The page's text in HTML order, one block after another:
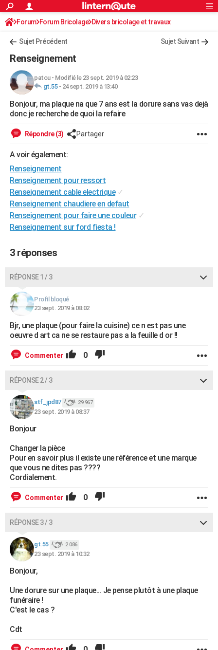
ACTUALITÉS
Politique
Société
Faits Divers
Education
Monde
Villes
+
FINANCE
Retraite
Impôts
Epargne
Immobilier
Risques naturels par ville
Banque
Assurance
Crédit
AUTO
Essais
Réserver un essai
Citadines
Berlines
SUV
Forum auto
+HIGH-TECH
Mobiles
Meilleur smartphone
Internet
Ordinateurs
Jeux vidéo
Guide high-tech
BRICOLAGE
WEEK-END
Guides de France
Escapades
Patrimoine
Expositions
Musées
Week-end nature
+LIFESTYLE
Art de vivre
Bien-être
Loisirs
ModeModes de vie
SANTE
Alimentation
Guide de la santé
Maladies
Médicaments
Sommeil
Destinations
City break
Voyage nature
Voyage de noces
Forum
Climat
PHOTO
GUIDES D'ACHAT
Carte de Noël
Carte Bonne année
Carte Saint-Valentin
Carte Pâques
Carte d'anniversaire
DICTIONNAIRE
Dictionnaire
Biographies
Citations
Expressions
Proverbes
PROGRAMME TV
COPAINS D'AVANT
Bricolage
Lifestyle
Culture
Sport
Auto
Television
Voyage
Cinema
Rechercher
S'inscrire
Connexion
Forum Forum Bricolage Divers bricolage et travaux
Sujet Précédent Sujet Suivant
Renseignement
patou- Modifié le 23 sept. 2019 à 02:23
gt.55- 24 sept. 2019 à 13:40
Bonjour, ma plaque na que 7 ans est la dorure sans vas dejà
donc je recherche de quoi la refaire
Répondre (3) Partager
A voir également:
Renseignement
Renseignement pour ressort
Renseignement cable electrique ✓
Renseignement chaudiere en defaut
Renseignement pour faire une couleur ✓
Renseignement sur ford fiesta !
3 réponses
RÉPONSE 1 / 3
Profil bloqué
23 sept. 2019 à 08:02
Bjr, une plaque (pour faire la cuisine) ce n est pas une
oeuvre d art ca ne se restaure pas a la feuille d or !!
Commenter 0
RÉPONSE 2 / 3
stf_jpd87 29 967
23 sept. 2019 à 08:37
Bonjour
Changer la pièce
Pour en savoir plus il existe une référence et une marque
que vous ne dites pas ????
Cordialement.
Commenter 0
RÉPONSE 3 / 3
gt.55 2 086
23 sept. 2019 à 10:32
Bonjour,
Une dorure sur une plaque... Je pense plutôt à une plaque
funéraire !
C'est le cas ?
Cdt